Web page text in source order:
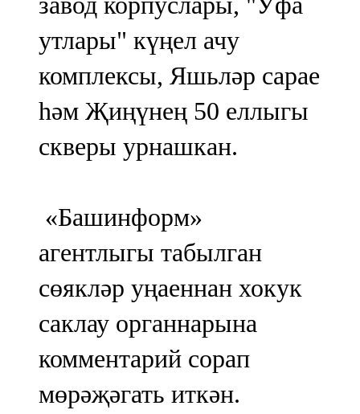
утлары" күңел ачу
комплексы, Яшьләр сарае
һәм Җиңүнең 50 еллыгы
скверы урнашкан.
«Башинформ»
агентлыгы табылган
сөякләр уңаеннан хокук
саклау органнарына
комментарий сорап
мөрәҗәгать иткән.